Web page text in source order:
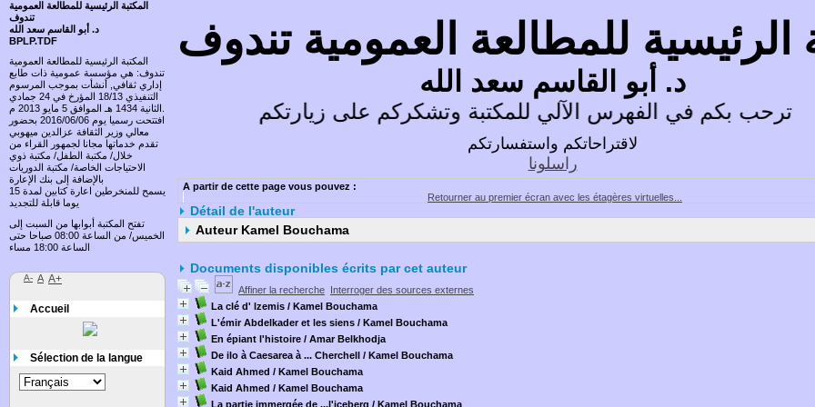
الرئيسية للمطالعة العمومية تندوف
د. أبو القاسم سعد الله
ترحب بكم في الفهرس الآلي للمكتبة وتشكركم على زيارتكم وتسعد باقتراحاتكم
لاقتراحاتكم واستفسارتكم
راسلونا
A partir de cette page vous pouvez :
Retourner au premier écran avec les étagères virtuelles...
Détail de l'auteur
Auteur Kamel Bouchama
Documents disponibles écrits par cet auteur
Affiner la recherche Interroger des sources externes
La clé d' lzemis / Kamel Bouchama
L'émir Abdelkader et les siens / Kamel Bouchama
En épiant l'histoire / Amar Belkhodja
De ilo à Caesarea à ... Cherchell / Kamel Bouchama
Kaid Ahmed / Kamel Bouchama
Kaid Ahmed / Kamel Bouchama
La partie immergée de ...l'iceberg / Kamel Bouchama
المكتبة الرئيسية للمطالعة العمومية
تندوف
د. أبو القاسم سعد الله
BPLP.TDF
المكتبة الرئيسية للمطالعة العمومية
تندوف: هي مؤسسة عمومية ذات طابع
إداري ثقافي, أنشأت بموجب المرسوم
التنفيذي 18/13 المؤرخ في 24 جمادي
افتتحت رسميا يوم 2016/06/06 بحضور
معالي وزير الثقافة عزالدين ميهوبي
تقدم خدماتها مجانا لجمهور القراء من
خلال/ مكتبة الطفل/ مكتبة ذوي
الاحتياجات الخاصة/ مكتبة الدوريات
بالإضافة إلى بنك الإعارة
يسمح للمنخرطين اعارة كتابين لمدة 15
يوما قابلة للتجديد
تفتح المكتبة أبوابها من السبت إلى
الخميس/ من الساعة 08:00 صباحا حتى
الساعة 18:00 مساء
A- A A+
Accueil
Sélection de la langue